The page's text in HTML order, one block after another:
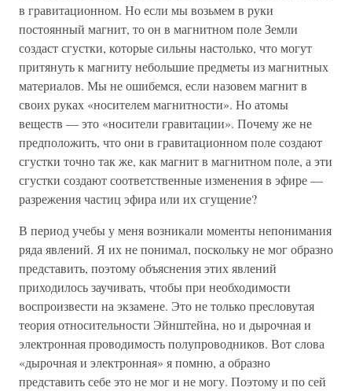
в гравитационном. Но если мы возьмем в руки
постоянный магнит, то он в магнитном поле Земли
создаст сгустки, которые сильны настолько, что могут
притянуть к магниту небольшие предметы из магнитных
материалов. Мы не ошибемся, если назовем магнит в
своих руках «носителем магнитности». Но атомы
веществ — это «носители гравитации». Почему же не
предположить, что они в гравитационном поле создают
сгустки точно так же, как магнит в магнитном поле, а эти
сгустки создают соответственные изменения в эфире —
разрежения частиц эфира или их сгущение?
В период учебы у меня возникали моменты непонимания
ряда явлений. Я их не понимал, поскольку не мог образно
представить, поэтому объяснения этих явлений
приходилось заучивать, чтобы при необходимости
воспроизвести на экзамене. Это не только пресловутая
теория относительности Эйнштейна, но и дырочная и
электронная проводимость полупроводников. Вот слова
«дырочная и электронная» я помню, а образно
представить себе это не мог и не могу. Поэтому и по сей